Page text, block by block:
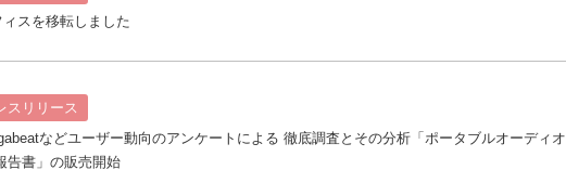
スを移転しました
スリリース
などユーザー動向のアンケートによる 徹底調査とその分析「ポータブルオーディオ
告書」の販売開始